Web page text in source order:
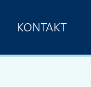
KONTAKT